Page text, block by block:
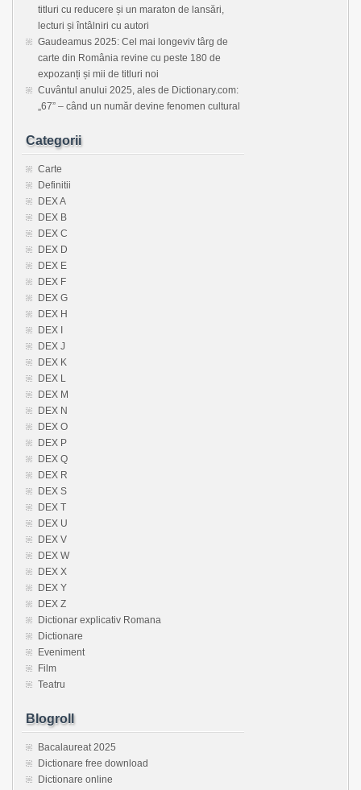
titluri cu reducere și un maraton de lansări,
lecturi și întâlniri cu autori
Gaudeamus 2025: Cel mai longeviv târg de
carte din România revine cu peste 180 de
expozanți și mii de titluri noi
Cuvântul anului 2025, ales de Dictionary.com:
„67” – când un număr devine fenomen cultural
Categorii
Carte
Definitii
DEX A
DEX B
DEX C
DEX D
DEX E
DEX F
DEX G
DEX H
DEX I
DEX J
DEX K
DEX L
DEX M
DEX N
DEX O
DEX P
DEX Q
DEX R
DEX S
DEX T
DEX U
DEX V
DEX W
DEX X
DEX Y
DEX Z
Dictionar explicativ Romana
Dictionare
Eveniment
Film
Teatru
Blogroll
Bacalaureat 2025
Dictionare free download
Dictionare online